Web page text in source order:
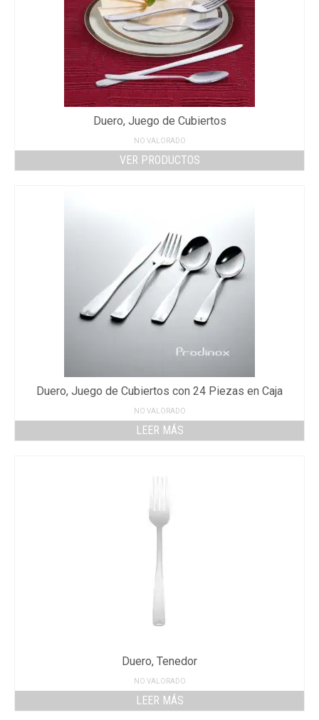
Duero, Juego de Cubiertos
NO VALORADO
VER PRODUCTOS
Duero, Juego de Cubiertos con 24 Piezas en Caja
NO VALORADO
LEER MÁS
Duero, Tenedor
NO VALORADO
LEER MÁS